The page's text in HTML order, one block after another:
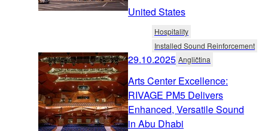
United States
Hospitality
Installed Sound Reinforcement
29.10.2025 Angličtina
Arts Center Excellence:
RIVAGE PM5 Delivers
Enhanced, Versatile Sound
in Abu Dhabi